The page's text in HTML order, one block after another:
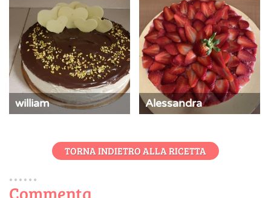
william Alessandra
TORNA INDIETRO ALLA RICETTA
Commenta